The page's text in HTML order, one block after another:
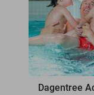
Dagentree